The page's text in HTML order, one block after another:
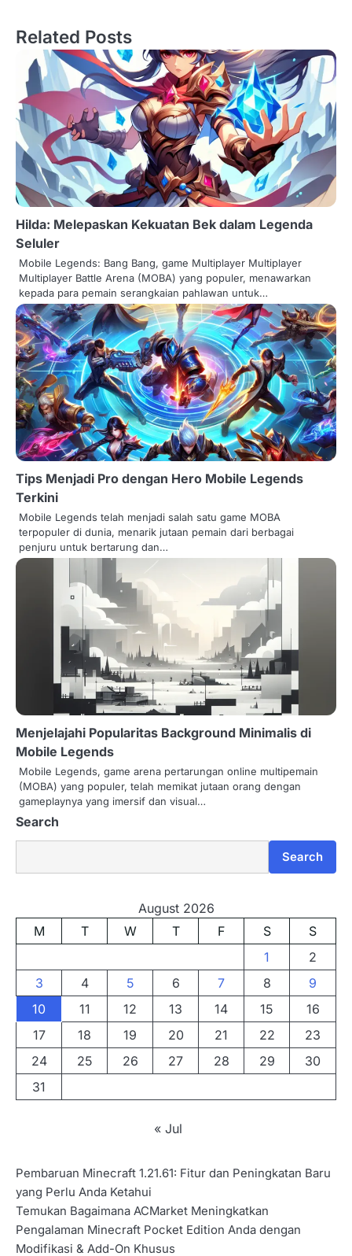
t
a
v
g
a
t
i
o
n
Related Posts
Hilda: Melepaskan Kekuatan Bek dalam Legenda
Seluler
Mobile Legends: Bang Bang, game Multiplayer Multiplayer
Multiplayer Battle Arena (MOBA) yang populer, menawarkan
kepada para pemain serangkaian pahlawan untuk…
Tips Menjadi Pro dengan Hero Mobile Legends
Terkini
Mobile Legends telah menjadi salah satu game MOBA
terpopuler di dunia, menarik jutaan pemain dari berbagai
penjuru untuk bertarung dan…
Menjelajahi Popularitas Background Minimalis di
Mobile Legends
Mobile Legends, game arena pertarungan online multipemain
(MOBA) yang populer, telah memikat jutaan orang dengan
gameplaynya yang imersif dan visual…
Search
Search
August 2026
M
T W T F S
S
1
2
3
4 5 6 7 8
9
10
11 12 13 14 15
16
17
18 19 20 21 22
23
24
25 26 27 28 29
30
31
« Jul
Pembaruan Minecraft 1.21.61: Fitur dan Peningkatan Baru
yang Perlu Anda Ketahui
Temukan Bagaimana ACMarket Meningkatkan
Pengalaman Minecraft Pocket Edition Anda dengan
Modifikasi & Add-On Khusus